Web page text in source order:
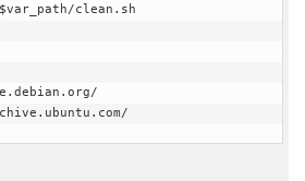
clean.sh